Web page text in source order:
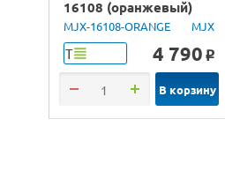
16108 (оранжевый)
4WD 2.4G LED 1/16
RTR
MJX-16108-ORANGE MJX
Т 4 790 o
В корзину